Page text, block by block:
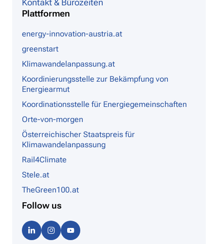
Kontakt & Bürozeiten
Plattformen
energy-innovation-austria.at
greenstart
Klimawandelanpassung.at
Koordinierungsstelle zur Bekämpfung von
Energiearmut
Koordinationsstelle für Energiegemeinschaften
Orte-von-morgen
Österreichischer Staatspreis für
Klimawandelanpassung
Rail4Climate
Stele.at
TheGreen100.at
Follow us
Linke Instag